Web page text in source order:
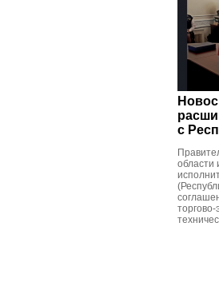
с
области